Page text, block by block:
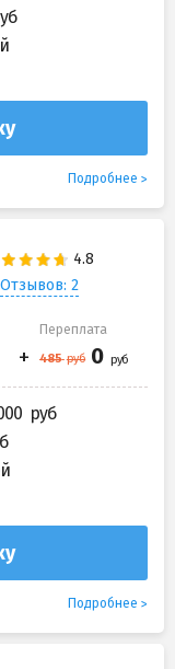
Подробнее
Отзывов: 2
Переплата
Подробнее